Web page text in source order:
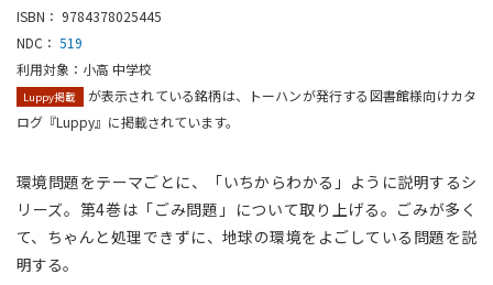
ISBN： 9784378025445
NDC： 519
利用対象：小高 中学校
Luppy掲載
が表示されている銘柄は、トーハンが発行する図書館様向けカタ
ログ『Luppy』に掲載されています。
環境問題をテーマごとに、「いちからわかる」ように説明するシ
リーズ。第4巻は「ごみ問題」について取り上げる。ごみが多く
て、ちゃんと処理できずに、地球の環境をよごしている問題を説
明する。